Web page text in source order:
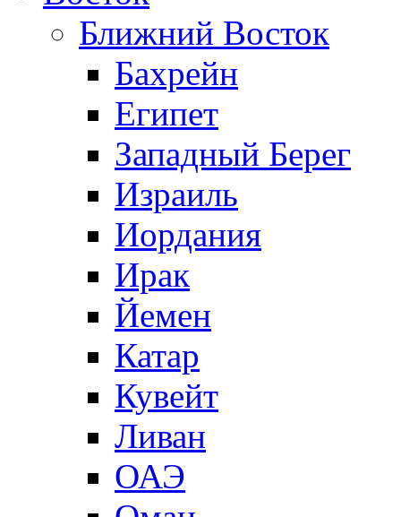
Ближний Восток
Бахрейн
Египет
Западный Берег
Израиль
Иордания
Ирак
Йемен
Катар
Кувейт
Ливан
ОАЭ